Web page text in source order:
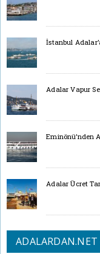
İstanbul
Adalar Vapur
Eminönü’nden
Adalar Ücret
ADALARDAN.NET